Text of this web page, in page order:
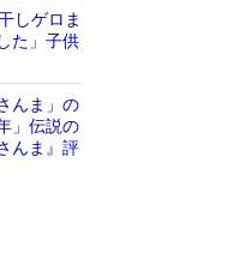
しゲロま
た」子供
んま」の
」伝説の
んま』評